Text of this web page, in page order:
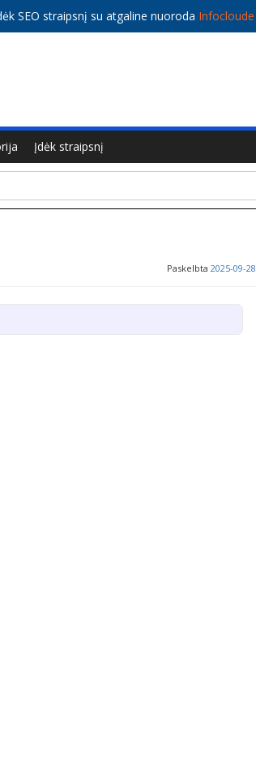
SEO straipsnį su atgaline nuoroda Infocloude
Įdėk straipsnį
Paskelbta 2025-09-28